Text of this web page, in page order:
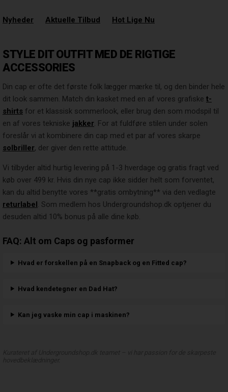
Nyheder Aktuelle Tilbud Hot Lige Nu
STYLE DIT OUTFIT MED DE RIGTIGE
ACCESSORIES
Din cap er ofte det første folk lægger mærke til, og den binder hele
dit look sammen. Match din kasket med en af vores grafiske t-
shirts for et klassisk sommerlook, eller brug den som modspil til
en af vores tekniske jakker . For at fuldføre stilen under solen
foreslår vi at kombinere din cap med et par af vores skarpe
solbriller, der giver den rette attitude.
Vi tilbyder altid hurtig levering på 1-3 hverdage og gratis fragt ved
køb over 499 kr. Hvis din nye cap ikke sidder helt som forventet,
kan du altid benytte vores **gratis ombytning** via den vedlagte
returlabel . Som medlem hos Undergroundshop.dk optjener du
desuden altid 10% bonus på alle dine køb.
FAQ: Alt om Caps og pasformer
Hvad er forskellen på en Snapback og en Fitted cap?
Hvad kendetegner en Dad Hat?
Kan jeg vaske min cap i maskinen?